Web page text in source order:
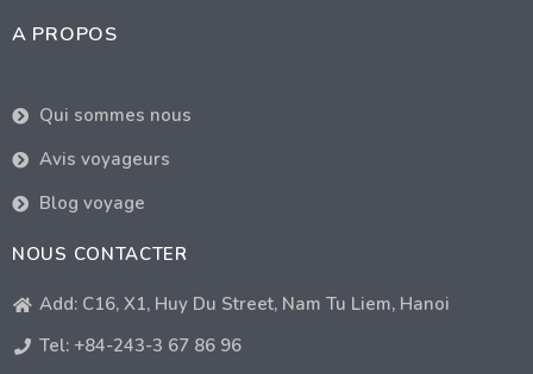
A PROPOS
Qui sommes nous
Avis voyageurs
Blog voyage
NOUS CONTACTER
Add: C16, X1, Huy Du Street, Nam Tu Liem, Hanoi
Tel: +84-243-3 67 86 96